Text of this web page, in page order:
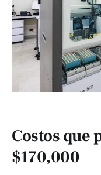
Costos que
$170,000